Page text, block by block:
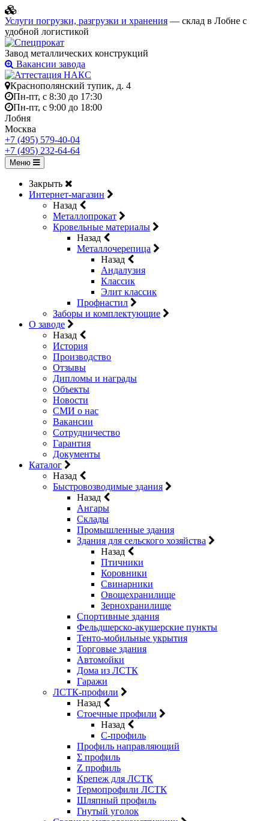
Услуги погрузки, разгрузки и хранения — склад в Лобне с
удобной логистикой
Завод металлических конструкций
Вакансии завода
Краснополянский тупик, д. 4
Пн-пт, с 8:30 до 17:30
Пн-пт, с 9:00 до 18:00
Лобня
Москва
+7 (495) 579-40-04
+7 (495) 232-64-64
Меню
Закрыть
Интернет-магазин
Назад
Металлопрокат
Кровельные материалы
Назад
Металлочерепица
Назад
Андалузия
Классик
Элит классик
Профнастил
Заборы и комплектующие
О заводе
Назад
История
Производство
Отзывы
Дипломы и награды
Объекты
Новости
СМИ о нас
Вакансии
Сотрудничество
Гарантия
Документы
Каталог
Назад
Быстровозводимые здания
Назад
Ангары
Склады
Промышленные здания
Здания для сельского хозяйства
Назад
Птичники
Коровники
Свинарники
Овощехранилище
Зернохранилище
Спортивные здания
Фельдшерско-акушерские пункты
Тенто-мобильные укрытия
Торговые здания
Автомойки
Дома из ЛСТК
Гаражи
ЛСТК-профили
Назад
Стоечные профили
Назад
C-профиль
Профиль направляющий
Σ профиль
Z профиль
Крепеж для ЛСТК
Термопрофили ЛСТК
Шляпный профиль
Гнутый уголок